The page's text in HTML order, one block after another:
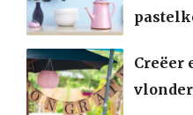
Creëer